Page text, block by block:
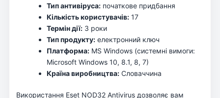
Тип антивіруса: початкове придбання
Кількість користувачів: 17
Термін дії: 3 роки
Тип продукту: електронний ключ
Платформа: MS Windows (системні вимоги:
Microsoft Windows 10, 8.1, 8, 7)
Країна виробництва: Словаччина
Використання Eset NOD32 Antivirus дозволяє вам